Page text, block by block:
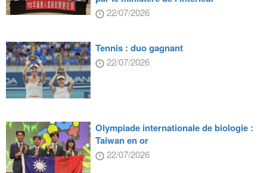
22/07/2026
Tennis : duo gagnant
22/07/2026
Olympiade internationale de biologie :
Taiwan en or
22/07/2026